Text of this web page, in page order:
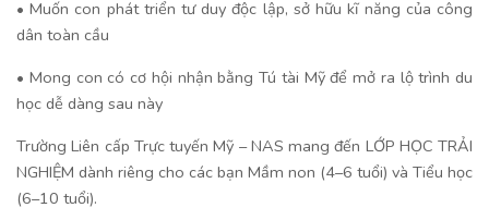
• Muốn con phát triển tư duy độc lập, sở hữu kĩ năng của công
dân toàn cầu
• Mong con có cơ hội nhận bằng Tú tài Mỹ để mở ra lộ trình du
học dễ dàng sau này
Trường Liên cấp Trực tuyến Mỹ – NAS mang đến LỚP HỌC TRẢI
NGHIỆM dành riêng cho các bạn Mầm non (4–6 tuổi) và Tiểu học
(6–10 tuổi).